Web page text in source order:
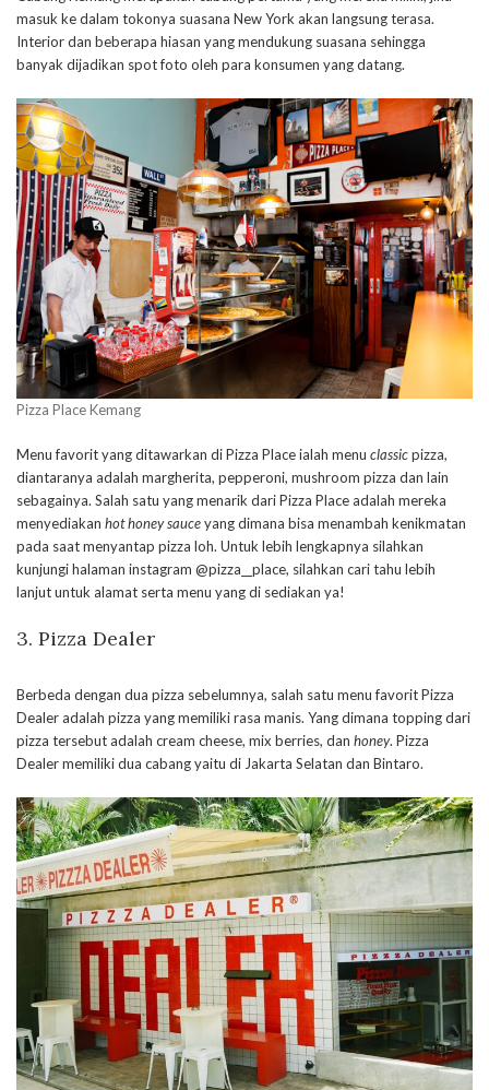
masuk ke dalam tokonya suasana New York akan langsung terasa.
Interior dan beberapa hiasan yang mendukung suasana sehingga
banyak dijadikan spot foto oleh para konsumen yang datang.
Pizza Place Kemang
Menu favorit yang ditawarkan di Pizza Place ialah menu classicpizza,
diantaranya adalah margherita, pepperoni, mushroom pizza dan lain
sebagainya. Salah satu yang menarik dari Pizza Place adalah mereka
menyediakan hot honey sauceyang dimana bisa menambah kenikmatan
pada saat menyantap pizza loh. Untuk lebih lengkapnya silahkan
kunjungi halaman instagram @pizza__place, silahkan cari tahu lebih
lanjut untuk alamat serta menu yang di sediakan ya!
3. Pizza Dealer
Berbeda dengan dua pizza sebelumnya, salah satu menu favorit Pizza
Dealer adalah pizza yang memiliki rasa manis. Yang dimana topping dari
pizza tersebut adalah cream cheese, mix berries, dan honey. Pizza
Dealer memiliki dua cabang yaitu di Jakarta Selatan dan Bintaro.